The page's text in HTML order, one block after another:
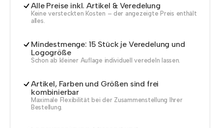
Alle Preise inkl. Artikel & Veredelung
Keine versteckten Kosten – der angezeigte Preis enthält
alles.
Mindestmenge: 15 Stück je Veredelung und
Logogröße
Schon ab kleiner Auflage individuell veredeln lassen.
Artikel, Farben und Größen sind frei
kombinierbar
Maximale Flexibilität bei der Zusammenstellung Ihrer
Bestellung.